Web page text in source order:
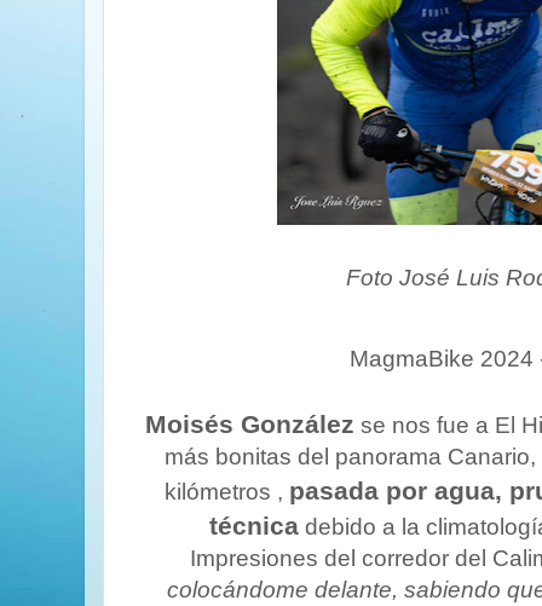
Foto José Luis
MagmaBike 2024
Moisés González se nos fue a El
más bonitas del panorama
kilómetros , pasada por agua,
técnica debido a la
Impresiones del corredor del
colocándome delante, sabiendo